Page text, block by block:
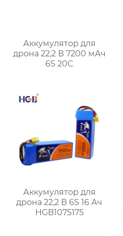
Аккумулятор для
дрона 22,2 В 7200 мАч
6S 20C
Аккумулятор для
дрона 22,2 В 6S 16 Ач
HGB1075175